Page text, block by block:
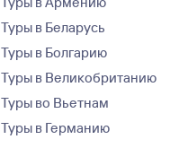
Туры в Беларусь
Туры в Болгарию
Туры в Великобританию
Туры во Вьетнам
Туры в Германию